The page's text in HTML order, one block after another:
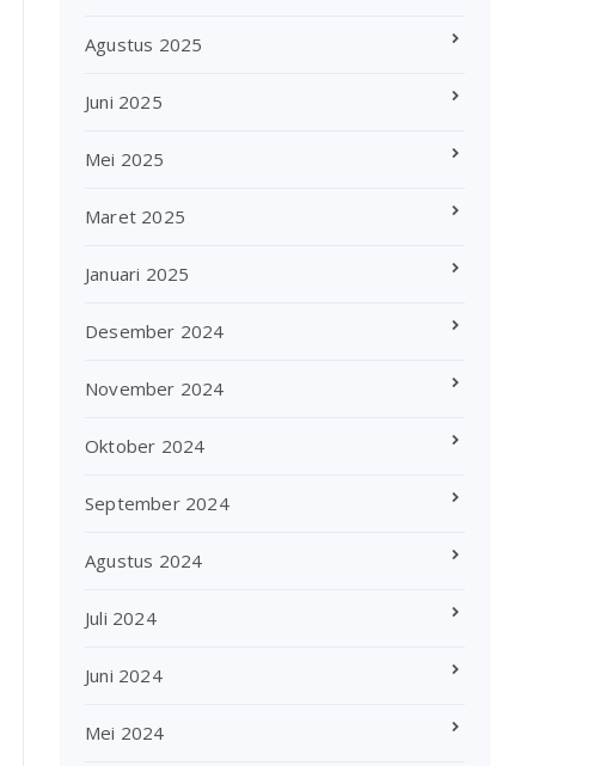
Agustus 2025
Juni 2025
Mei 2025
Maret 2025
Januari 2025
Desember 2024
November 2024
Oktober 2024
September 2024
Agustus 2024
Juli 2024
Juni 2024
Mei 2024